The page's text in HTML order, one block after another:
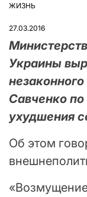
ОПУБЛІКУВАТИ
ЖИЗНЬ
27.03.2016
Украины
Савченко по
ухудшения
Об этом